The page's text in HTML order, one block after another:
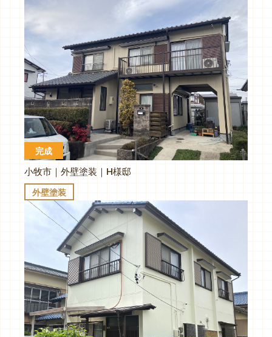
完成
小牧市｜外壁塗装｜H様邸
外壁塗装